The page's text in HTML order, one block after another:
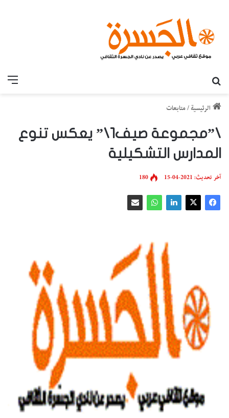
الرئيسية /متابعات
\”مجموعة صيف1\” يعكس تنوع
المدارس التشكيلية
آخر تحديث: 2021-04-15 180